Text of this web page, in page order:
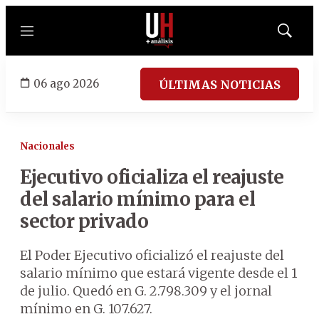
Menú
Mostrar
06 ago 2026 ÚLTIMAS NOTICIAS
Nacionales
Ejecutivo oficializa el reajuste
del salario mínimo para el
sector privado
El Poder Ejecutivo oficializó el reajuste del
salario mínimo que estará vigente desde el 1
de julio. Quedó en G. 2.798.309 y el jornal
mínimo en G. 107.627.